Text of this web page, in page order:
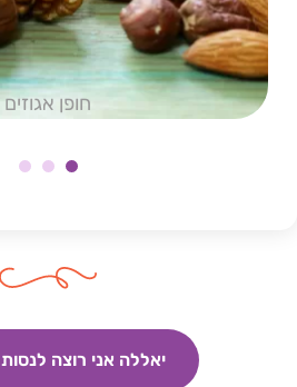
חופן אגוזים
יאללה אני רוצה